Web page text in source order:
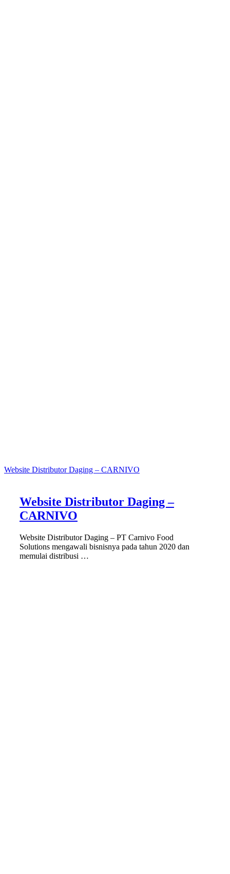
Website Distributor Daging – CARNIVO
Website Distributor Daging –
CARNIVO
Website Distributor Daging – PT Carnivo Food
Solutions mengawali bisnisnya pada tahun 2020 dan
memulai distribusi …